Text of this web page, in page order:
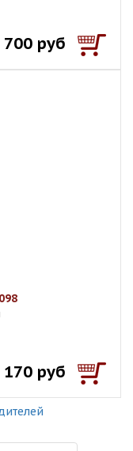
700 руб
170 руб